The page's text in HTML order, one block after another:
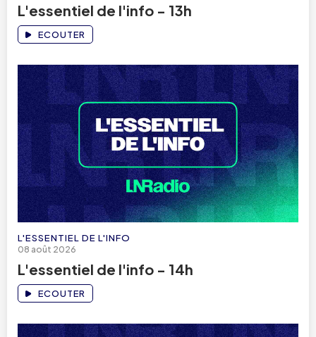
L'essentiel de l'info - 13h
ECOUTER
L'ESSENTIEL DE L'INFO
08 août 2026
L'essentiel de l'info - 14h
ECOUTER